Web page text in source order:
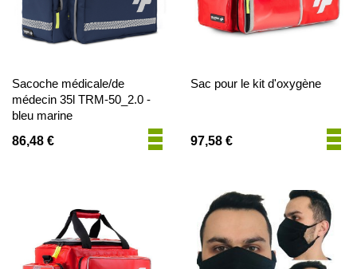
Sacoche médicale/de
médecin 35l TRM-50_2.0 -
bleu marine
86,48 €
Sac pour le kit d'oxygène
97,58 €